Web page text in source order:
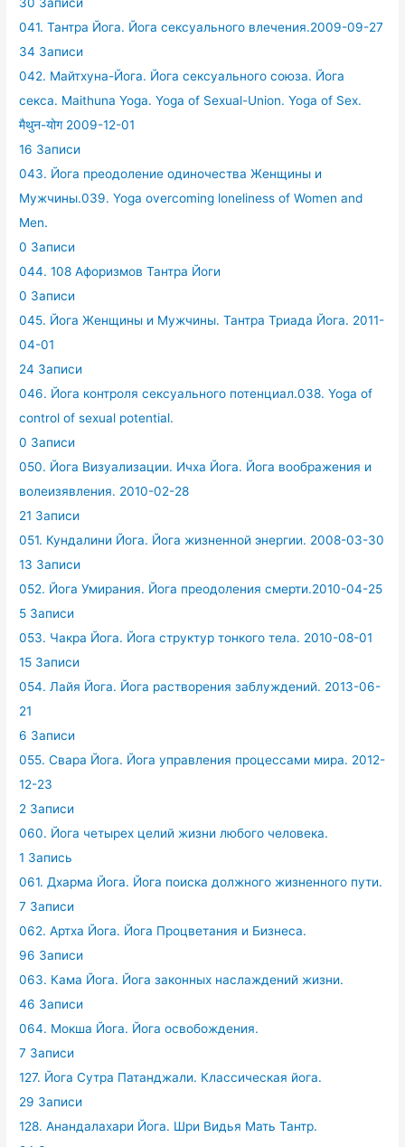
30 Записи
041. Тантра Йога. Йога сексуального влечения.2009-09-27
34 Записи
042. Майтхуна-Йога. Йога сексуального союза. Йога
секса. Maithuna Yoga. Yoga of Sexual-Union. Yoga of Sex.
मैथुन-योग 2009-12-01
16 Записи
043. Йога преодоление одиночества Женщины и
Мужчины.039. Yoga overcoming loneliness of Women and
Men.
0 Записи
044. 108 Афоризмов Тантра Йоги
0 Записи
045. Йога Женщины и Мужчины. Тантра Триада Йога. 2011-
04-01
24 Записи
046. Йога контроля сексуального потенциал.038. Yoga of
control of sexual potential.
0 Записи
050. Йога Визуализации. Ичха Йога. Йога воображения и
волеизявления. 2010-02-28
21 Записи
051. Кундалини Йога. Йога жизненной энергии. 2008-03-30
13 Записи
052. Йога Умирания. Йога преодоления смерти.2010-04-25
5 Записи
053. Чакра Йога. Йога структур тонкого тела. 2010-08-01
15 Записи
054. Лайя Йога. Йога растворения заблуждений. 2013-06-
21
6 Записи
055. Свара Йога. Йога управления процессами мира. 2012-
12-23
2 Записи
060. Йога четырех целий жизни любого человека.
1 Запись
061. Дхарма Йога. Йога поиска должного жизненного пути.
7 Записи
062. Артха Йога. Йога Процветания и Бизнеса.
96 Записи
063. Кама Йога. Йога законных наслаждений жизни.
46 Записи
064. Мокша Йога. Йога освобождения.
7 Записи
127. Йога Сутра Патанджали. Классическая йога.
29 Записи
128. Анандалахари Йога. Шри Видья Мать Тантр.